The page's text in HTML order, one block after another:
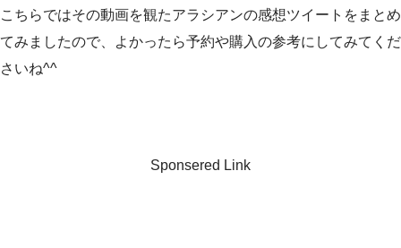
こちらではその動画を観たアラシアンの感想ツイートをまとめ
てみましたので、よかったら予約や購入の参考にしてみてくだ
さいね^^
Sponsered Link